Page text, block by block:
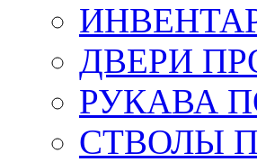
ДВЕРИ
РУКАВА
СТВОЛЫ